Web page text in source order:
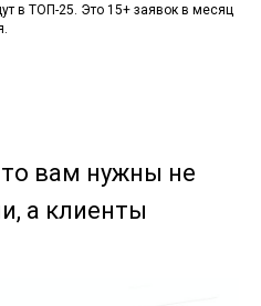
в ТОП-25. Это 15+ заявок в месяц
вам нужны не
а клиенты